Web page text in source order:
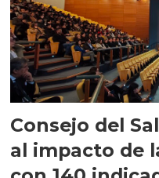
Consejo del
al impacto de